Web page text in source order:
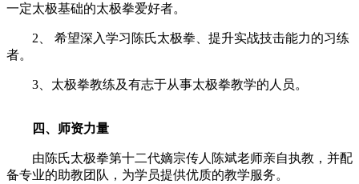
一定太极基础的太极拳爱好者。
2、 希望深入学习陈氏太极拳、提升实战技击能力的习练
者。
3、太极拳教练及有志于从事太极拳教学的人员。
四、师资力量
由陈氏太极拳第十二代嫡宗传人陈斌老师亲自执教，并配
备专业的助教团队，为学员提供优质的教学服务。